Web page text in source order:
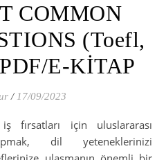
COMMON
(Toefl,
E-KİTAP
/ 17/09/2023
dil yeteneklerinizi